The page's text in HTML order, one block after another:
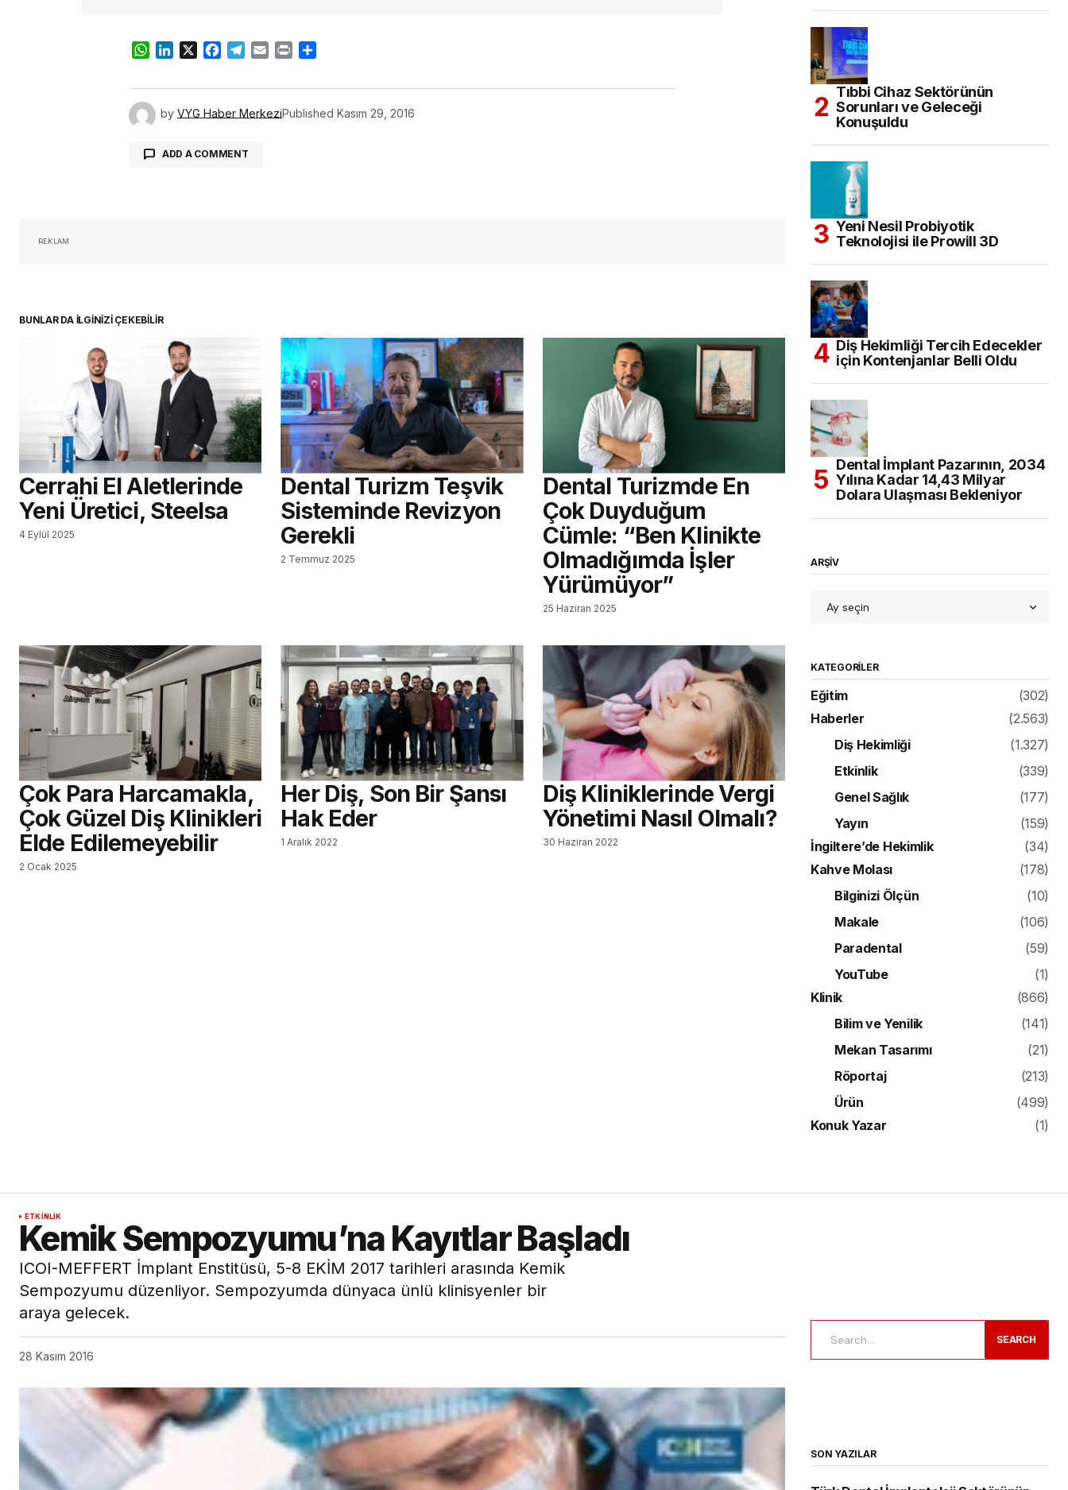
WhatsApp
LinkedIn
X Facebook
Telegram
Email Print
by VYG Haber MerkeziPublished Kasım 29, 2016
ADD A COMMENT
REKLAM
BUNLAR DA İLGİNİZİ ÇEKEBİLİR
Cerrahi El Aletlerinde
Yeni Üretici, Steelsa
4 Eylül 2025
Dental Turizm Teşvik
Sisteminde Revizyon
Gerekli
2 Temmuz 2025
Dental Turizmde En
Çok Duyduğum
Cümle: “Ben Klinikte
Olmadığımda İşler
Yürümüyor”
25 Haziran 2025
Çok Para Harcamakla,
Çok Güzel Diş Klinikleri
Elde Edilemeyebilir
2 Ocak 2025
Her Diş, Son Bir Şansı
Hak Eder
1 Aralık 2022
Diş Kliniklerinde Vergi
Yönetimi Nasıl Olmalı?
30 Haziran 2022
Tıbbi Cihaz Sektörünün
Sorunları ve Geleceği
Konuşuldu
Yeni Nesil Probiyotik
Teknolojisi ile Prowill 3D
Diş Hekimliği Tercih Edecekler
için Kontenjanlar Belli Oldu
Dental İmplant Pazarının, 2034
Yılına Kadar 14,43 Milyar
Dolara Ulaşması Bekleniyor
ARŞİV
KATEGORILER
Eğitim
(302)
Haberler
(2.563)
Diş Hekimliği
(1.327)
Etkinlik
(339)
Genel Sağlık
(177)
Yayın
(159)
İngiltere’de Hekimlik
(34)
Kahve Molası
(178)
Bilginizi Ölçün
(10)
Makale
(106)
Paradental
(59)
YouTube
(1)
Klinik
(866)
Bilim ve Yenilik
(141)
Mekan Tasarımı
(21)
Röportaj
(213)
Ürün
(499)
Konuk Yazar
(1)
ETKINLIK
Kemik Sempozyumu’na Kayıtlar Başladı
ICOI-MEFFERT İmplant Enstitüsü, 5-8 EKİM 2017 tarihleri arasında Kemik
Sempozyumu düzenliyor. Sempozyumda dünyaca ünlü klinisyenler bir
araya gelecek.
28 Kasım 2016
SEARCH
SON YAZILAR